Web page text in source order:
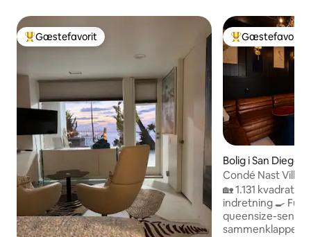
Bedste gæstefavorit
Gæstefavorit Bedste
Gæstefavorit
Bolig i San Diego
Condé Nast Villa |
sengepladser
🏡 1.131
indretning 🍳
queensize-